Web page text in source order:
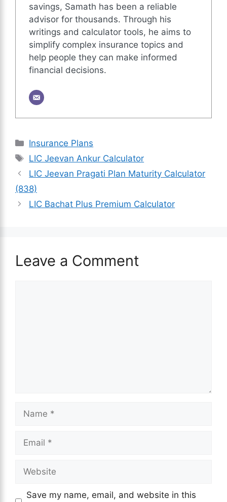
savings, Samath has been a reliable
advisor for thousands. Through his
writings and calculator tools, he aims to
simplify complex insurance topics and
help people they can make informed
financial decisions.
Categories
Insurance Plans
Tags
LIC Jeevan Ankur Calculator
LIC Jeevan Pragati Plan Maturity Calculator
(838)
LIC Bachat Plus Premium Calculator
Leave a Comment
Name
Email
Website
Save my name, email, and website in this